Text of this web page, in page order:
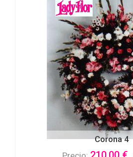
Corona 4